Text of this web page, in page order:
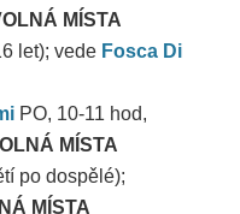
MÍSTA
let); vede Fosca Di
PO, 10-11 hod,
MÍSTA
po dospělé);
MÍSTA